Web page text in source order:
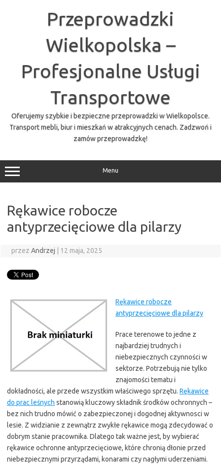
Przeprowadzki
Wielkopolska –
Profesjonalne Usługi
Transportowe
Oferujemy szybkie i bezpieczne przeprowadzki w Wielkopolsce.
Transport mebli, biur i mieszkań w atrakcyjnych cenach. Zadzwoń i
zamów przeprowadzkę!
Menu
Rękawice robocze
antyprzecięciowe dla pilarzy
przez Andrzej 12 maja, 2025
Rękawice robocze
antyprzecięciowe dla pilarzy
Prace terenowe to jedne z
najbardziej trudnych i
niebezpiecznych czynności w
sektorze. Potrzebują nie tylko
znajomości tematu i
dokładności, ale przede wszystkim właściwego sprzętu. Rękawice
do prac leśnych stanowią kluczowy składnik środków ochronnych –
bez nich trudno mówić o zabezpieczonej i dogodnej aktywnosci w
lesie. Z widzianie z zewnątrz zwykłe rękawice mogą zdecydować o
dobrym stanie pracownika. Dlatego tak ważne jest, by wybierać
rękawice ochronne antyprzecięciowe, które chronią dłonie przed
niebezpiecznymi przyrządami, konarami czy nagłymi uderzeniami.